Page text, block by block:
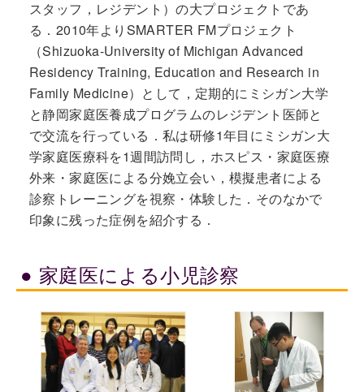
スタッフ，レジデント）の大プロジェクトであ
る．2010年よりSMARTER FMプロジェクト
（Shizuoka-University of Michigan Advanced
Residency Training, Education and Research in
Family Medicine）として，定期的にミシガン大学
と静岡家庭医養成プログラムのレジデント医師と
で交流を行っている．私は研修1年目にミシガン大
学家庭医療科を1週間訪問し，ホスピス・家庭医療
外来・家庭医による分娩立会い，模擬患者による
診察トレーニングを視察・体験した．そのなかで
印象に残った症例を紹介する．
家庭医による小児診察